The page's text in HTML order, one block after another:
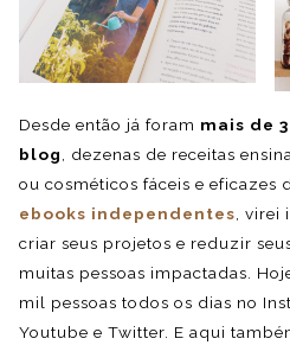
Desde então já foram mais de
blog, dezenas de receitas
ou cosméticos fáceis e eficazes
ebooks independentes, virei
criar seus projetos e reduzir
muitas pessoas impactadas.
mil pessoas todos os dias no
Youtube e Twitter. E aqui